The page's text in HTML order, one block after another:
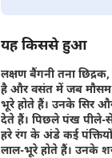
यह किससे हुआ
लक्षण बैंगनी तना
है और वसंत में जब मौसम
भूरे होते हैं। उनके सिर
देते हैं। पिछले पंख पीले-से
हरे रंग के अंडे कई
लाल-भूरे होते हैं। उनके